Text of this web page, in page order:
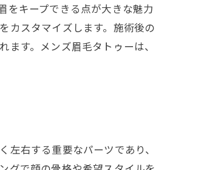
をキープできる点が大きな魅力
カスタマイズします。施術後の
す。メンズ眉毛タトゥーは、
右する重要なパーツであり、